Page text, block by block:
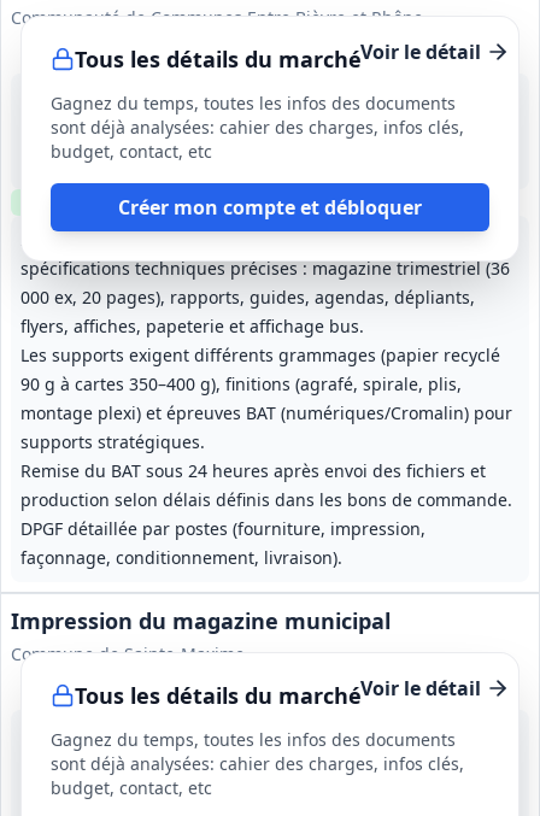
Tous les détails du marché
Gagnez du temps, toutes les infos des documents
sont déjà analysées: cahier des charges, infos clés,
budget, contact, etc
Créer mon compte et débloquer
Communauté de Communes Entre Bièvre et Rhône
Voir le détail
Impression et façonnage de supports variés avec volumes et
spécifications techniques précises : magazine trimestriel (36
000 ex, 20 pages), rapports, guides, agendas, dépliants,
flyers, affiches, papeterie et affichage bus.
Les supports exigent différents grammages (papier recyclé
90 g à cartes 350–400 g), finitions (agrafé, spirale, plis,
montage plexi) et épreuves BAT (numériques/Cromalin) pour
supports stratégiques.
Remise du BAT sous 24 heures après envoi des fichiers et
production selon délais définis dans les bons de commande.
DPGF détaillée par postes (fourniture, impression,
façonnage, conditionnement, livraison).
7 août 2026
Isère (38)
210 000 €
12 mois, renouvelable 2 fois, durée maximale 36 mois
Clause environnementale Échantillons requis
Tous les détails du marché
Gagnez du temps, toutes les infos des documents
sont déjà analysées: cahier des charges, infos clés,
budget, contact, etc
Impression du magazine municipal
Commune de Sainte-Maxime
Voir le détail
10 août 2026
Sainte-Maxime (83)
1 an, renouvellement possible (conditions non précisées)